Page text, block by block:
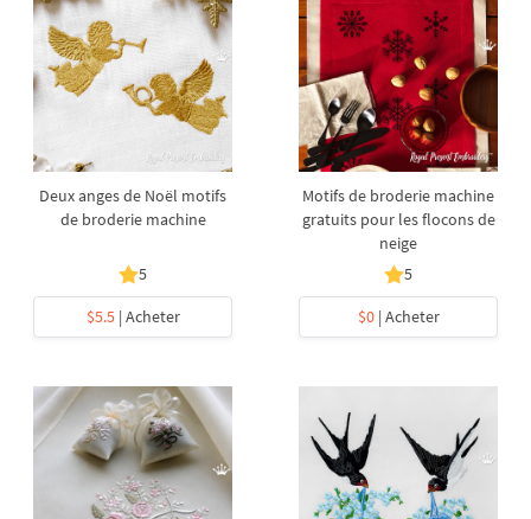
Deux anges de Noël motifs
de broderie machine
5
$5.5| Acheter
Motifs de broderie machine
gratuits pour les flocons de
neige
5
$0| Acheter